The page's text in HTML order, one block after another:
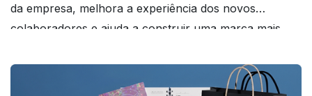
da empresa, melhora a experiência dos novos
colaboradores e ajuda a construir uma marca mais